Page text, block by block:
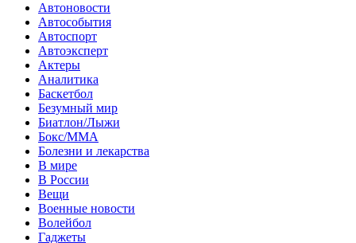
Автоновости
Автособытия
Автоспорт
Автоэксперт
Актеры
Аналитика
Баскетбол
Безумный мир
Биатлон/Лыжи
Бокс/MMA
Болезни и лекарства
В мире
В России
Вещи
Военные новости
Волейбол
Гаджеты